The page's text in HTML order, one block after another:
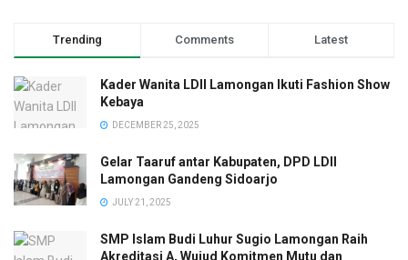
Trending Comments Latest
Kader Wanita LDII Lamongan Ikuti Fashion Show
Kebaya
DECEMBER 25, 2025
Gelar Taaruf antar Kabupaten, DPD LDII
Lamongan Gandeng Sidoarjo
JULY 21, 2025
SMP Islam Budi Luhur Sugio Lamongan Raih
Akreditasi A, Wujud Komitmen Mutu dan